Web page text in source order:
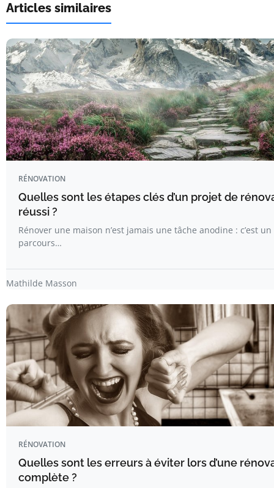
Articles similaires
RÉNOVATION
Quelles sont les étapes clés d’un projet de
réussi ?
Rénover une maison n’est jamais une tâche anodine : c’est
parcours…
Mathilde Masson
RÉNOVATION
Quelles sont les erreurs à éviter lors d’une
complète ?